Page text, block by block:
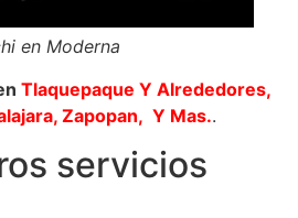
en Moderna
Tlaquepaque Y Alrededores,
Zapopan, Y Mas..
servicios